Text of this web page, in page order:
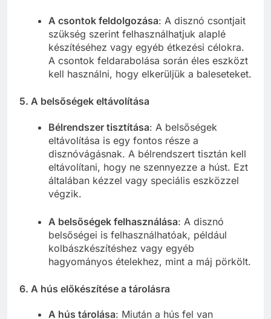
A csontok feldolgozása: A disznó csontjait
szükség szerint felhasználhatjuk alaplé
készítéséhez vagy egyéb étkezési célokra.
A csontok feldarabolása során éles eszközt
kell használni, hogy elkerüljük a baleseteket.
5. A belsőségek eltávolítása
Bélrendszer tisztítása: A belsőségek
eltávolítása is egy fontos része a
disznóvágásnak. A bélrendszert tisztán kell
eltávolítani, hogy ne szennyezze a húst. Ezt
általában kézzel vagy speciális eszközzel
végzik.
A belsőségek felhasználása: A disznó
belsőségei is felhasználhatóak, például
kolbászkészítéshez vagy egyéb
hagyományos ételekhez, mint a máj pörkölt.
6. A hús előkészítése a tárolásra
A hús tárolása: Miután a hús fel van